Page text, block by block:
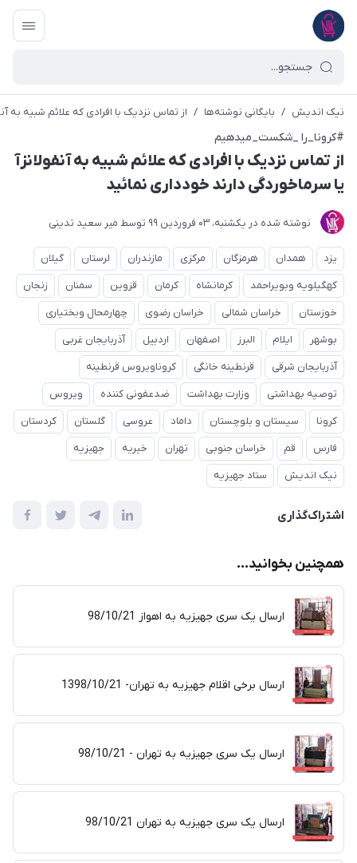
نیک اندیش / بایگانی نوشته‌ها / از تماس نزدیک با افرادی که علائم شبیه به
#کرونا_را _شکست_میدهیم
از تماس نزدیک با افرادی که علائم شبیه به آنفولانزآ
یا سرماخوردگی دارند خودداری نمائید
نوشته شده در یکشنبه، 03 فروردین 99 توسط میر سعید تدینی
یزد همدان هرمزگان مرکزی مازندران لرستان
گیلان
کهگیلویه وبویراحمد
کرمانشاه کرمان قزوین سمنان
زنجان
خوزستان
خراسان شمالی خراسان رضوی
چهارمحال وبختیاری
بوشهر
ایلام البرز اصفهان اردبیل
آذربایجان غربی
آذربایجان شرقی
قرنطینه خانگی
کروناویروس قرنطینه
توصیه بهداشتی
وزارت بهداشت ضدعفونی کننده
ویروس
کرونا
سیستان و بلوچستان داماد عروسی گلستان
کردستان
فارس
قم خراسان جنوبی تهران خیریه
جهیزیه
نیک اندیش
ستاد جهیزیه
اشتراک‌گذاری
همچنین بخوانید...
ارسال یک سری جهیزیه به اهواز 98/10/21
ارسال برخی اقلام جهیزیه به تهران- 1398/10/21
ارسال یک سری جهیزیه به تهران - 98/10/21
ارسال یک سری جهیزیه به تهران 98/10/21